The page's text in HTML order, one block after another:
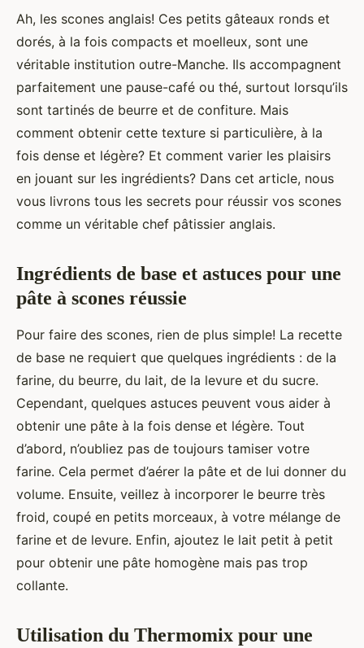
Ah, les scones anglais! Ces petits gâteaux ronds et
dorés, à la fois compacts et moelleux, sont une
véritable institution outre-Manche. Ils accompagnent
parfaitement une pause-café ou thé, surtout lorsqu’ils
sont tartinés de beurre et de confiture. Mais
comment obtenir cette texture si particulière, à la
fois dense et légère? Et comment varier les plaisirs
en jouant sur les ingrédients? Dans cet article, nous
vous livrons tous les secrets pour réussir vos scones
comme un véritable chef pâtissier anglais.
Ingrédients de base et astuces pour une
pâte à scones réussie
Pour faire des scones, rien de plus simple! La recette
de base ne requiert que quelques ingrédients : de la
farine, du beurre, du lait, de la levure et du sucre.
Cependant, quelques astuces peuvent vous aider à
obtenir une pâte à la fois dense et légère. Tout
d’abord, n’oubliez pas de toujours tamiser votre
farine. Cela permet d’aérer la pâte et de lui donner du
volume. Ensuite, veillez à incorporer le beurre très
froid, coupé en petits morceaux, à votre mélange de
farine et de levure. Enfin, ajoutez le lait petit à petit
pour obtenir une pâte homogène mais pas trop
collante.
Utilisation du Thermomix pour une